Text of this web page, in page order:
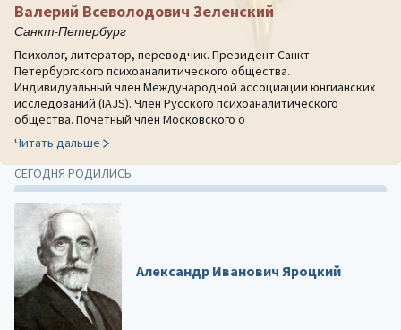
Валерий Всеволодович Зеленский
Санкт-Петербург
Психолог, литератор, переводчик. Президент Санкт-
Петербургского психоаналитического общества.
Индивидуальный член Международной ассоциации юнгианских
исследований (IAJS). Член Русского психоаналитического
общества. Почетный член Московского о
Читать дальше
СЕГОДНЯ РОДИЛИСЬ
Александр Иванович Яроцкий